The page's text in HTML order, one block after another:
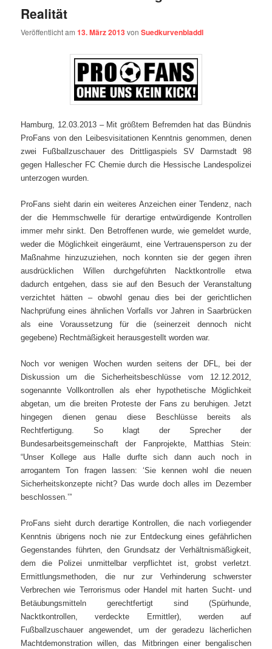
Realität
Veröffentlicht am13. März 2013vonSuedkurvenbladdl
Hamburg, 12.03.2013 – Mit größtem Befremden hat das Bündnis
ProFans von den Leibesvisitationen Kenntnis genommen, denen
zwei Fußballzuschauer des Drittligaspiels SV Darmstadt 98
gegen Hallescher FC Chemie durch die Hessische Landespolizei
unterzogen wurden.
ProFans sieht darin ein weiteres Anzeichen einer Tendenz, nach
der die Hemmschwelle für derartige entwürdigende Kontrollen
immer mehr sinkt. Den Betroffenen wurde, wie gemeldet wurde,
weder die Möglichkeit eingeräumt, eine Vertrauensperson zu der
Maßnahme hinzuzuziehen, noch konnten sie der gegen ihren
ausdrücklichen Willen durchgeführten Nacktkontrolle etwa
dadurch entgehen, dass sie auf den Besuch der Veranstaltung
verzichtet hätten – obwohl genau dies bei der gerichtlichen
Nachprüfung eines ähnlichen Vorfalls vor Jahren in Saarbrücken
als eine Voraussetzung für die (seinerzeit dennoch nicht
gegebene) Rechtmäßigkeit herausgestellt worden war.
Noch vor wenigen Wochen wurden seitens der DFL, bei der
Diskussion um die Sicherheitsbeschlüsse vom 12.12.2012,
sogenannte Vollkontrollen als eher hypothetische Möglichkeit
abgetan, um die breiten Proteste der Fans zu beruhigen. Jetzt
hingegen dienen genau diese Beschlüsse bereits als
Rechtfertigung. So klagt der Sprecher der
Bundesarbeitsgemeinschaft der Fanprojekte, Matthias Stein:
“Unser Kollege aus Halle durfte sich dann auch noch in
arrogantem Ton fragen lassen: ‘Sie kennen wohl die neuen
Sicherheitskonzepte nicht? Das wurde doch alles im Dezember
beschlossen.’”
ProFans sieht durch derartige Kontrollen, die nach vorliegender
Kenntnis übrigens noch nie zur Entdeckung eines gefährlichen
Gegenstandes führten, den Grundsatz der Verhältnismäßigkeit,
dem die Polizei unmittelbar verpflichtet ist, grobst verletzt.
Ermittlungsmethoden, die nur zur Verhinderung schwerster
Verbrechen wie Terrorismus oder Handel mit harten Sucht- und
Betäubungsmitteln gerechtfertigt sind (Spürhunde,
Nacktkontrollen, verdeckte Ermittler), werden auf
Fußballzuschauer angewendet, um der geradezu lächerlichen
Machtdemonstration willen, das Mitbringen einer bengalischen